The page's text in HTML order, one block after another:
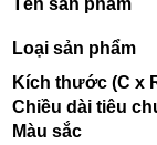
Loại sản phẩm
Kích thước (C x
Chiều dài tiêu
Màu sắc